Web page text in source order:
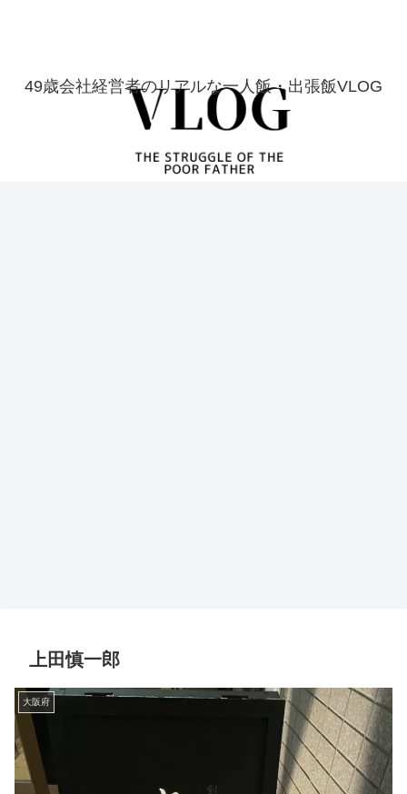
49歳会社経営者のリアルな一人飯・出張飯VLOG
上田慎一郎
大阪府